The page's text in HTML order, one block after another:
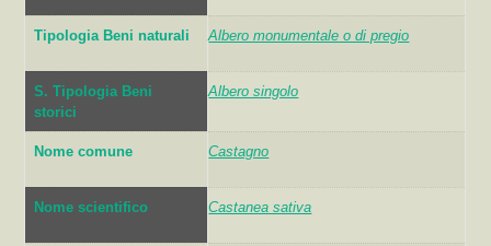
Tipologia Beni naturali Albero monumentale o di pregio
S. Tipologia Beni
storici
Albero singolo
Nome comune Castagno
Nome scientifico Castanea sativa